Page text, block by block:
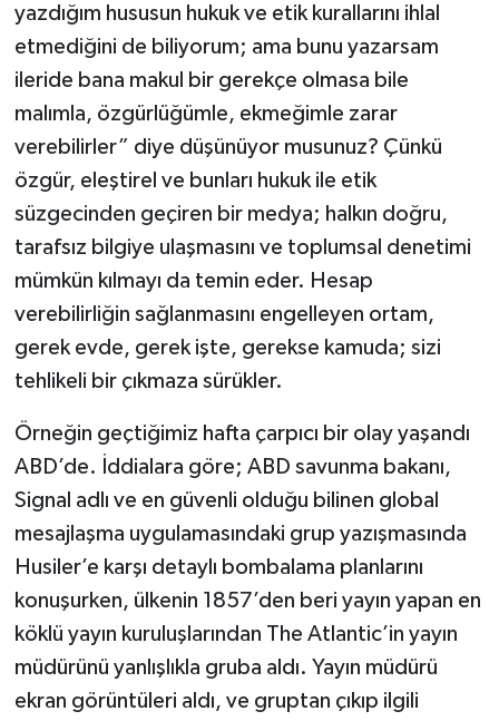
yazdığım hususun hukuk ve etik kurallarını ihlal
etmediğini de biliyorum; ama bunu yazarsam
ileride bana makul bir gerekçe olmasa bile
malımla, özgürlüğümle, ekmeğimle zarar
verebilirler” diye düşünüyor musunuz? Çünkü
özgür, eleştirel ve bunları hukuk ile etik
süzgecinden geçiren bir medya; halkın doğru,
tarafsız bilgiye ulaşmasını ve toplumsal denetimi
mümkün kılmayı da temin eder. Hesap
verebilirliğin sağlanmasını engelleyen ortam,
gerek evde, gerek işte, gerekse kamuda; sizi
tehlikeli bir çıkmaza sürükler.
Örneğin geçtiğimiz hafta çarpıcı bir olay yaşandı
ABD’de. İddialara göre; ABD savunma bakanı,
Signal adlı ve en güvenli olduğu bilinen global
mesajlaşma uygulamasındaki grup yazışmasında
Husiler’e karşı detaylı bombalama planlarını
konuşurken, ülkenin 1857’den beri yayın yapan en
köklü yayın kuruluşlarından The Atlantic’in yayın
müdürünü yanlışlıkla gruba aldı. Yayın müdürü
ekran görüntüleri aldı, ve gruptan çıkıp ilgili